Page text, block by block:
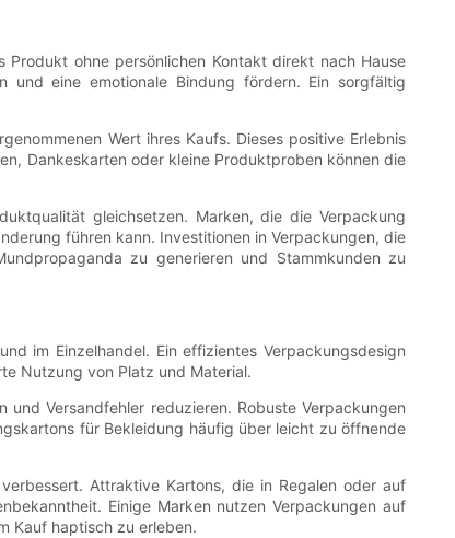
ohne persönlichen Kontakt direkt nach Hause
und eine emotionale Bindung fördern. Ein sorgfältig
Wert ihres Kaufs. Dieses positive Erlebnis
Dankeskarten oder kleine Produktproben können die
gleichsetzen. Marken, die die Verpackung
führen kann. Investitionen in Verpackungen, die
zu generieren und Stammkunden zu
im Einzelhandel. Ein effizientes Verpackungsdesign
Nutzung von Platz und Material.
Versandfehler reduzieren. Robuste Verpackungen
für Bekleidung häufig über leicht zu öffnende
Attraktive Kartons, die in Regalen oder auf
Einige Marken nutzen Verpackungen auf
Kauf haptisch zu erleben.